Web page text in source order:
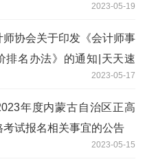
2023-05-19
师协会关于印发《会计师事
排名办法》的通知|天天速
2023-05-17
年度内蒙古自治区正高
考试报名相关事宜的公告
2023-05-15